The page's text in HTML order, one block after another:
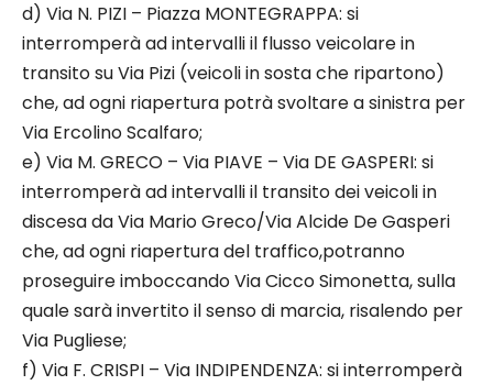
d) Via N. PIZI – Piazza MONTEGRAPPA: si
interromperà ad intervalli il flusso veicolare in
transito su Via Pizi (veicoli in sosta che ripartono)
che, ad ogni riapertura potrà svoltare a sinistra per
Via Ercolino Scalfaro;
e) Via M. GRECO – Via PIAVE – Via DE GASPERI: si
interromperà ad intervalli il transito dei veicoli in
discesa da Via Mario Greco/Via Alcide De Gasperi
che, ad ogni riapertura del traffico,potranno
proseguire imboccando Via Cicco Simonetta, sulla
quale sarà invertito il senso di marcia, risalendo per
Via Pugliese;
f) Via F. CRISPI – Via INDIPENDENZA: si interromperà